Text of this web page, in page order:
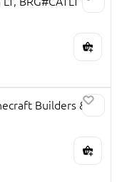
Builders &